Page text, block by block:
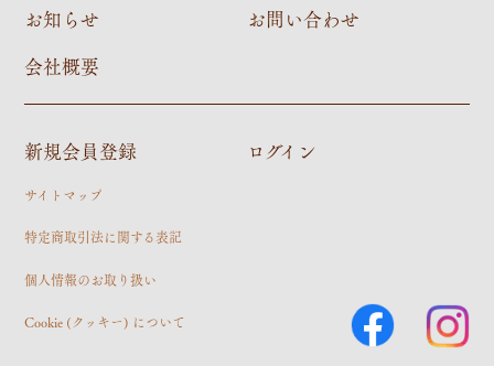
お知らせ
会社概要
お問い合わせ
新規会員登録 ログイン
サイトマップ
特定商取引法に関する表記
個人情報のお取り扱い
Cookie (クッキー) について